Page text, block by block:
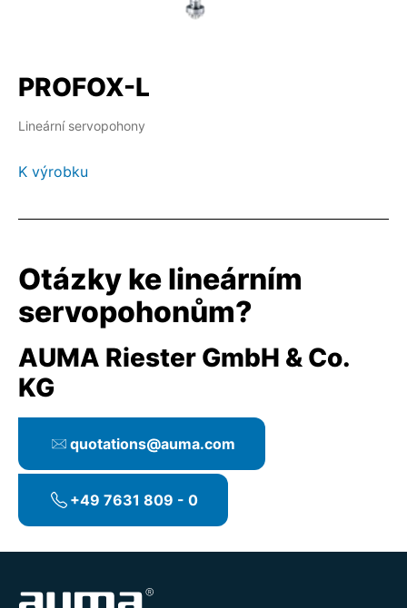
PROFOX-L
Lineární servopohony
K výrobku
Otázky ke lineárním
servopohonům?
AUMA Riester GmbH & Co.
KG
quotations@auma.com
+49 7631 809 - 0